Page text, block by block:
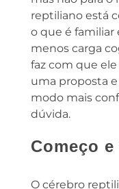
reptiliano está
o que é familiar
menos carga
faz com que
uma proposta
modo mais
dúvida.
Começo
O cérebro